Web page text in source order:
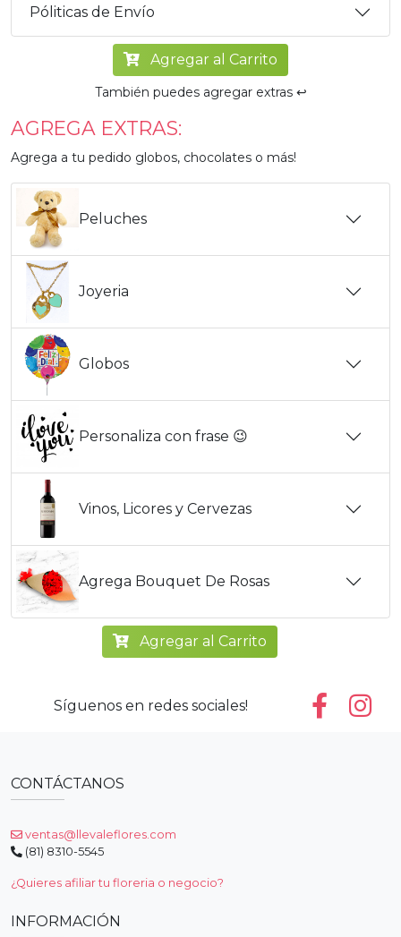
Póliticas de Envío
Agregar al Carrito
También puedes agregar extras ↩️
AGREGA EXTRAS:
Agrega a tu pedido globos, chocolates o más!
Peluches
Joyeria
Globos
Personaliza con frase 😉
Vinos, Licores y Cervezas
Agrega Bouquet De Rosas
Agregar al Carrito
Síguenos en redes sociales!
CONTÁCTANOS
ventas@llevaleflores.com
(81) 8310-5545
¿Quieres afiliar tu floreria o negocio?
INFORMACIÓN